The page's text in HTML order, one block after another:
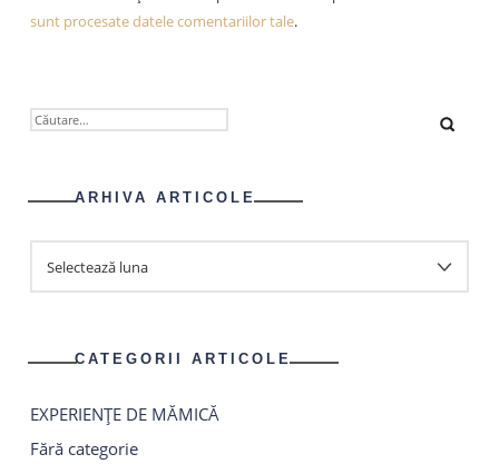
sunt procesate datele comentariilor tale.
CAUTĂ
DUPĂ:
ARHIVA ARTICOLE
ARTICOLE
CATEGORII ARTICOLE
EXPERIENȚE DE MĂMICĂ
Fără categorie